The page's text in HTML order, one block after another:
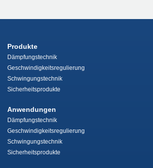
Produkte
Dämpfungstechnik
Geschwindigkeitsregulierung
Schwingungstechnik
Sicherheitsprodukte
Anwendungen
Dämpfungstechnik
Geschwindigkeitsregulierung
Schwingungstechnik
Sicherheitsprodukte